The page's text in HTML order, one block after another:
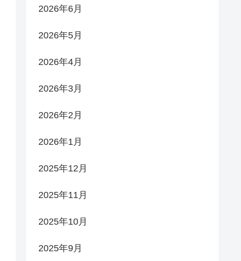
2026年6月
2026年5月
2026年4月
2026年3月
2026年2月
2026年1月
2025年12月
2025年11月
2025年10月
2025年9月